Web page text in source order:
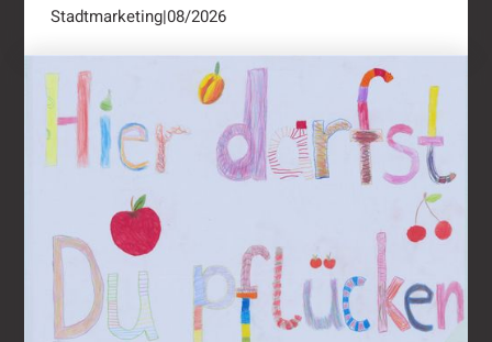
Stadtmarketing|08/2026
Ernten ausdrücklich erwünscht